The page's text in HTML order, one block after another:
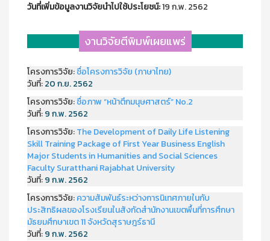
วันที่เพิ่มข้อมูลงานวิจัยนำไปใช้ประโยชน์:19 ก.พ. 2562
งานวิจัยตีพิมพ์เผยแพร่
โครงการวิจัย:ชื่อโครงการวิจัย (ภาษาไทย)
วันที่:20 ก.ย. 2562
โครงการวิจัย:ชื่อภาพ “หน้าตึกมนุษศาสตร์” No.2
วันที่:9 ก.พ. 2562
โครงการวิจัย:The Development of Daily Life Listening
Skill Training Package of First Year Business English
Major Students in Humanities and Social Sciences
Faculty Suratthani Rajabhat University
วันที่:9 ก.พ. 2562
โครงการวิจัย:ความสัมพันธ์ระหว่างการนิเทศภายในกับ
ประสิทธิผลของโรงเรียนในสังกัดสำนักงานเขตพื้นที่การศึกษา
มัธยมศึกษาเขต 11 จังหวัดสุราษฎร์ธานี
วันที่:9 ก.พ. 2562